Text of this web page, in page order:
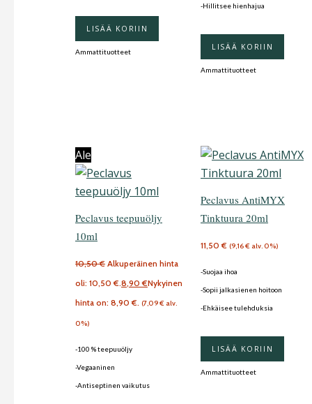
LISÄÄ KORIIN
Ammattituotteet
-Hillitsee hienhajua
LISÄÄ KORIIN
Ammattituotteet
Ale
Peclavus teepuuöljy
10ml
10,50€ Alkuperäinen hinta
oli: 10,50 €.8,90€Nykyinen
hinta on: 8,90 €. (7,09€ alv.
0%)
-100 % teepuuöljy
-Vegaaninen
-Antiseptinen vaikutus
Peclavus AntiMYX
Tinktuura 20ml
11,50€ (9,16€ alv. 0%)
-Suojaa ihoa
-Sopii jalkasienen hoitoon
-Ehkäisee tulehduksia
LISÄÄ KORIIN
Ammattituotteet